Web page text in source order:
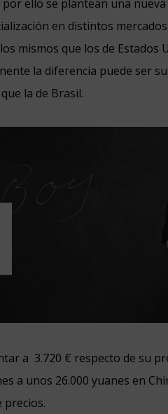
ello se plantean una
en distintos
mismos que los de Estados
la diferencia puede ser
la de Brasil.
a 3.720 € respecto de su
a unos 26.000 yuanes en
precios.